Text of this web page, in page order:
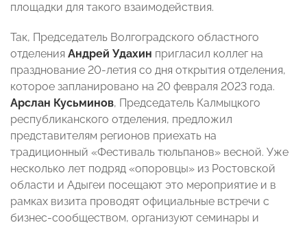
площадки для такого взаимодействия.
Так, Председатель Волгоградского областного
отделения Андрей Удахин пригласил коллег на
празднование 20-летия со дня открытия отделения,
которое запланировано на 20 февраля 2023 года.
Арслан Кусьминов, Председатель Калмыцкого
республиканского отделения, предложил
представителям регионов приехать на
традиционный «Фестиваль тюльпанов» весной. Уже
несколько лет подряд «опоровцы» из Ростовской
области и Адыгеи посещают это мероприятие и в
рамках визита проводят официальные встречи с
бизнес-сообществом, организуют семинары и